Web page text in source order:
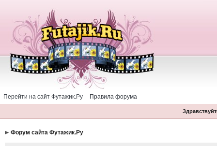
Перейти на сайт Футажик.Ру Правила форума
Форум сайта Футажик.Ру